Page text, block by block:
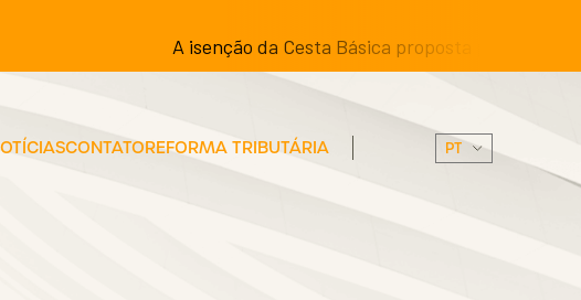
A isenção da Cesta Básica proposta pelos Senadores
CONTATOREFORMA TRIBUTÁRIA